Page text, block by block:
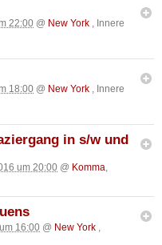
22:00 @ New York , Innere
18:00 @ New York , Innere
in s/w und
um 20:00 @ Komma,
16:00 @ New York